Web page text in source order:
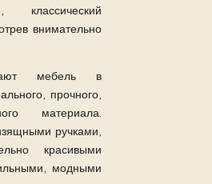
классический
внимательно
мебель в
прочного,
материала.
ручками,
красивыми
модными